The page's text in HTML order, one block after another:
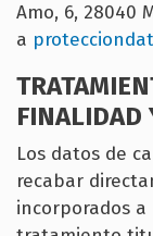
Amo, 6, 28040
a
FINALIDAD
Los datos de
recabar
incorporados